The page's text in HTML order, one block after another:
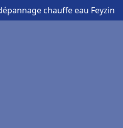
chauffe eau Feyzin